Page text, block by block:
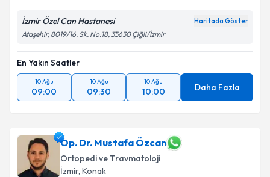
İzmir Özel Can Hastanesi Haritada Göster
Ataşehir, 8019/16. Sk. No:18, 35630 Çiğli/İzmir
En Yakın Saatler
10 Ağu
09:00
10 Ağu
09:30
10 Ağu
10:00 Daha Fazla
Op. Dr. Mustafa Özcan
Ortopedi ve Travmatoloji
İzmir, Konak